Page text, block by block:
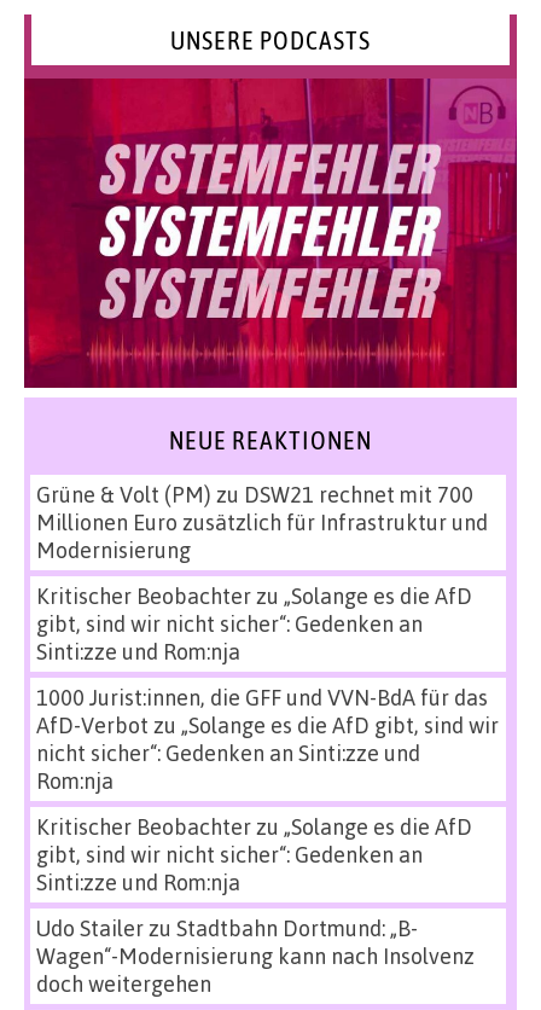
UNSERE PODCASTS
NEUE REAKTIONEN
Grüne & Volt (PM) zu DSW21 rechnet mit 700
Millionen Euro zusätzlich für Infrastruktur und
Modernisierung
Kritischer Beobachterzu „Solange es die AfD
gibt, sind wir nicht sicher“: Gedenken an
Sinti:zze und Rom:nja
1000 Jurist:innen, die GFF und VVN-BdA für das
AfD-Verbot zu „Solange es die AfD gibt, sind wir
nicht sicher“: Gedenken an Sinti:zze und
Rom:nja
Kritischer Beobachterzu „Solange es die AfD
gibt, sind wir nicht sicher“: Gedenken an
Sinti:zze und Rom:nja
Udo Stailerzu Stadtbahn Dortmund: „B-
Wagen“-Modernisierung kann nach Insolvenz
doch weitergehen